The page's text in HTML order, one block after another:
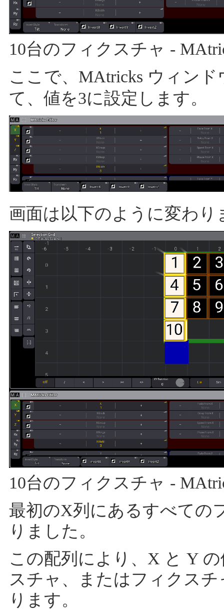
10台のフィクスチャ -
ここで、MAtricks ウィン
て、値を3に設定します。
画面は以下のように変わり
10台のフィクスチャ -
最初のX列にあるすべての
りました。
この配列により、X と Y
スチャ、またはフィクス
ります。